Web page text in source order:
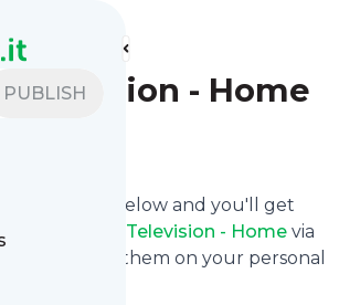
PUBLISH
feeds
Television - Home
button below and you'll get
Ekushey Television - Home via
you can read them on your personal
site.